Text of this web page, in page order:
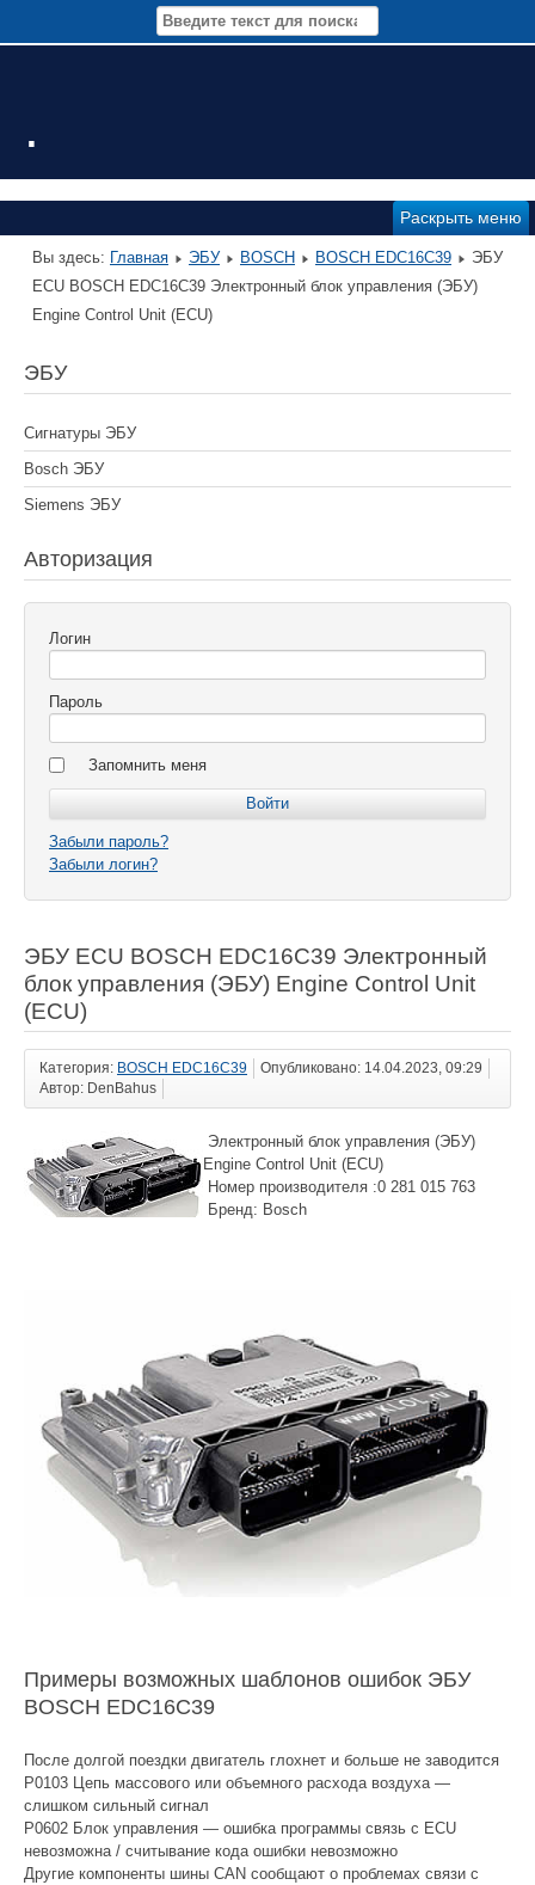
.
Раскрыть меню
Вы здесь: Главная ЭБУ BOSCH BOSCH EDC16C39
ЭБУ
ECU BOSCH EDC16C39 Электронный блок управления (ЭБУ)
Engine Control Unit (ECU)
ЭБУ
Сигнатуры ЭБУ
Bosch ЭБУ
Siemens ЭБУ
Авторизация
Логин
Пароль
Запомнить меня
Забыли пароль?
Забыли логин?
ЭБУ ECU BOSCH EDC16C39 Электронный
блок управления (ЭБУ) Engine Control Unit
(ECU)
Категория: BOSCH EDC16C39
Опубликовано: 14.04.2023, 09:29
Автор: DenBahus
Электронный блок управления (ЭБУ)
Engine Control Unit (ECU)
Номер производителя :0 281 015 763
Бренд: Bosch
Примеры возможных шаблонов ошибок ЭБУ
BOSCH EDC16C39
После долгой поездки двигатель глохнет и больше не заводится
P0103 Цепь массового или объемного расхода воздуха —
слишком сильный сигнал
P0602 Блок управления — ошибка программы связь с ECU
невозможна / считывание кода ошибки невозможно
Другие компоненты шины CAN сообщают о проблемах связи с